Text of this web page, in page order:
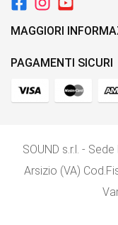
MAGGIORI
PAGAMENTI SICURI
SOUND s.r.l. -
Arsizio (VA)